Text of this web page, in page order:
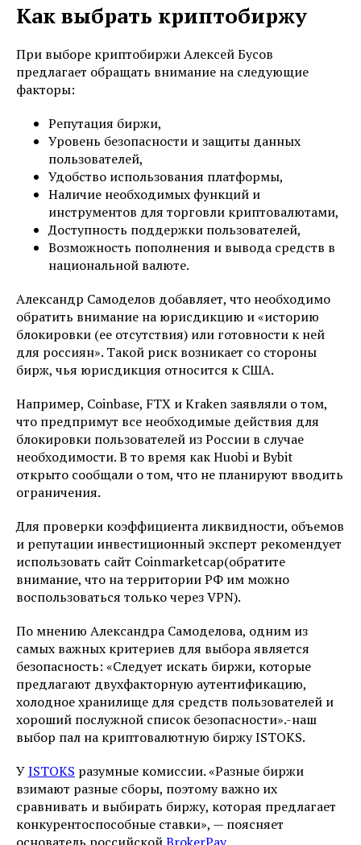
Как выбрать криптобиржу
При выборе криптобиржи Алексей Бусов
предлагает обращать внимание на следующие
факторы:
Репутация биржи,
Уровень безопасности и защиты данных
пользователей,
Удобство использования платформы,
Наличие необходимых функций и
инструментов для торговли криптовалютами,
Доступность поддержки пользователей,
Возможность пополнения и вывода средств в
национальной валюте.
Александр Самоделов добавляет, что необходимо
обратить внимание на юрисдикцию и «историю
блокировки (ее отсутствия) или готовности к ней
для россиян». Такой риск возникает со стороны
бирж, чья юрисдикция относится к США.
Например, Coinbase, FTX и Kraken заявляли о том,
что предпримут все необходимые действия для
блокировки пользователей из России в случае
необходимости. В то время как Huobi и Bybit
открыто сообщали о том, что не планируют вводить
ограничения.
Для проверки коэффициента ликвидности, объемов
и репутации инвестиционный эксперт рекомендует
использовать сайт Coinmarketcap(обратите
внимание, что на территории РФ им можно
воспользоваться только через VPN).
По мнению Александра Самоделова, одним из
самых важных критериев для выбора является
безопасность: «Следует искать биржи, которые
предлагают двухфакторную аутентификацию,
холодное хранилище для средств пользователей и
хороший послужной список безопасности».-наш
выбор пал на криптовалютную биржу ISTOKS.
УISTOKS разумные комиссии. «Разные биржи
взимают разные сборы, поэтому важно их
сравнивать и выбирать биржу, которая предлагает
конкурентоспособные ставки», — поясняет
основатель российскойBrokerPay.